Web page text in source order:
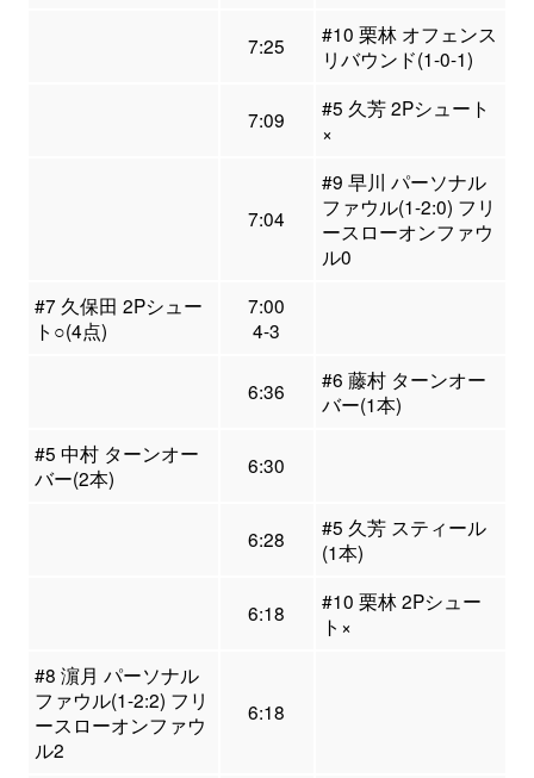
7:25
#10 栗林 オフェンス
リバウンド(1-0-1)
7:09
#5 久芳 2Pシュート
×
7:04
#9 早川 パーソナル
ファウル(1-2:0) フリ
ースローオンファウ
ル0
#7 久保田 2Pシュー
ト○(4点)
7:00
4-3
6:36
#6 藤村 ターンオー
バー(1本)
#5 中村 ターンオー
バー(2本)
6:30
6:28
#5 久芳 スティール
(1本)
6:18
#10 栗林 2Pシュー
ト×
#8 濵月 パーソナル
ファウル(1-2:2) フリ
ースローオンファウ
ル2
6:18